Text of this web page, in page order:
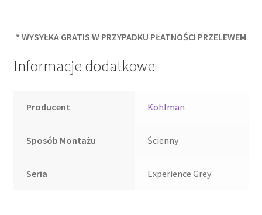
* WYSYŁKA GRATIS W PRZYPADKU PŁATNOŚCI PRZELEWEM
Informacje dodatkowe
Producent Kohlman
Sposób Montażu Ścienny
Seria Experience Grey